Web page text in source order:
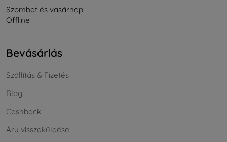
Szombat és vasárnap:
Offline
Bevásárlás
Szállítás & Fizetés
Blog
Cashback
Áru visszaküldése